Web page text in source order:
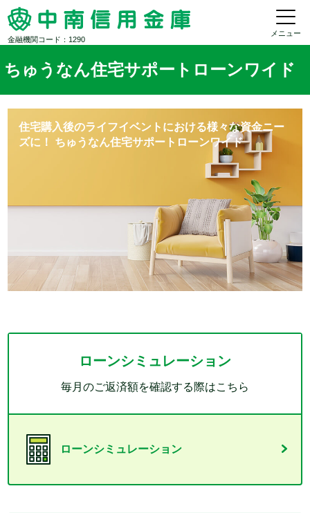
金融機関コード：1290
メニュー
ちゅうなん住宅サポートローンワイド
住宅購入後のライフイベントにおける様々な資金ニー
ズに！
ちゅうなん住宅サポートローンワイド
ローンシミュレーション
毎月のご返済額を確認する際はこちら
ローンシミュレーション